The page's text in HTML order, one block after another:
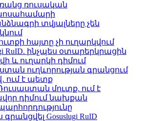
ռուսական
տվյալները չեն
հայտը չի ուղարկվում
RuID. ինչպես օտարերկրացին
և ուղարկի դիմում
ուղևորության գրանցում
ում է պետք
մուտք. ում է
դիմում նախքան
Gosuslugi RuID